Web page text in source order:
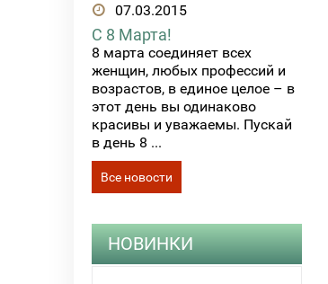
07.03.2015
С 8 Марта!
8 марта соединяет всех
женщин, любых профессий и
возрастов, в единое целое – в
этот день вы одинаково
красивы и уважаемы. Пускай
в день 8 ...
Все новости
НОВИНКИ